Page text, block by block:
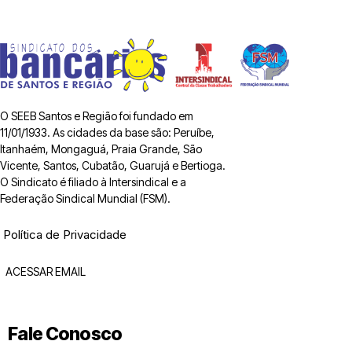
O SEEB Santos e Região foi fundado em
11/01/1933. As cidades da base são: Peruíbe,
Itanhaém, Mongaguá, Praia Grande, São
Vicente, Santos, Cubatão, Guarujá e Bertioga.
O Sindicato é filiado à Intersindical e a
Federação Sindical Mundial (FSM).
Política de Privacidade
ACESSAR EMAIL
Fale Conosco